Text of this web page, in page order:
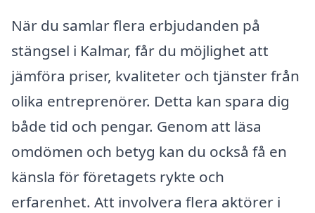
När du samlar flera erbjudanden på
stängsel i Kalmar, får du möjlighet att
jämföra priser, kvaliteter och tjänster från
olika entreprenörer. Detta kan spara dig
både tid och pengar. Genom att läsa
omdömen och betyg kan du också få en
känsla för företagets rykte och
erfarenhet. Att involvera flera aktörer i